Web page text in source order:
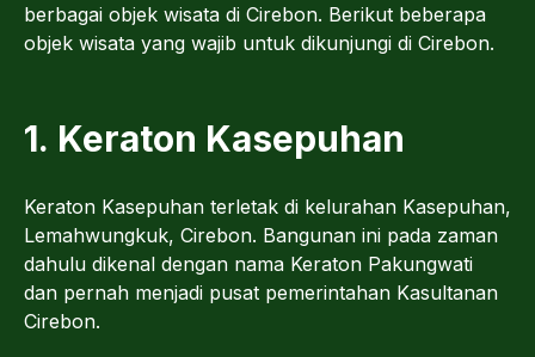
berbagai objek wisata di Cirebon. Berikut beberapa
objek wisata yang wajib untuk dikunjungi di Cirebon.
1. Keraton Kasepuhan
Keraton Kasepuhan terletak di kelurahan Kasepuhan,
Lemahwungkuk, Cirebon. Bangunan ini pada zaman
dahulu dikenal dengan nama Keraton Pakungwati
dan pernah menjadi pusat pemerintahan Kasultanan
Cirebon.